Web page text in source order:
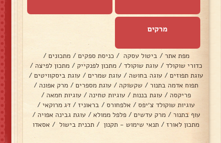
מרקים
מפת אתר / ביטול עסקה / כניסת ספקים / מתכונים /
כדורי שוקולד / עוגת שוקולד / מתכון לפנקייק / מתכון לפיצה /
עוגת תפוזים / עוגה בחושה / עוגת שמרים / עוגת ביסקוויטים /
תפוח אדמה בתנור / שקשוקה / עוגת מספרים / מרק אפונה /
פריקסה / עוגת בננות / עוגיות טחינה / עוגיות חמאה /
עוגיות שוקולד צ׳יפס / אלפחורס / בראוניז / דג מרוקאי /
עוף בתנור / מרק עדשים / פלפל ממולא / עוגת גבינה אפויה /
מתכון לאורז / תנאי שימוש - תקנון / תכנית בישול / אסאדו